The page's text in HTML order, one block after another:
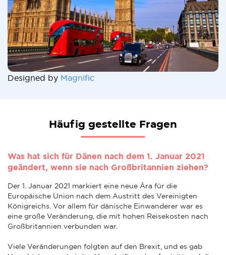
Designed by Magnific
Häufig gestellte Fragen
Was hat sich für Dänen nach dem 1. Januar 2021
geändert, wenn sie nach Großbritannien ziehen?
Der 1. Januar 2021 markiert eine neue Ära für die
Europäische Union nach dem Austritt des Vereinigten
Königreichs. Vor allem für dänische Einwanderer war es
eine große Veränderung, die mit hohen Reisekosten nach
Großbritannien verbunden war.
Viele Veränderungen folgten auf den Brexit, und es gab